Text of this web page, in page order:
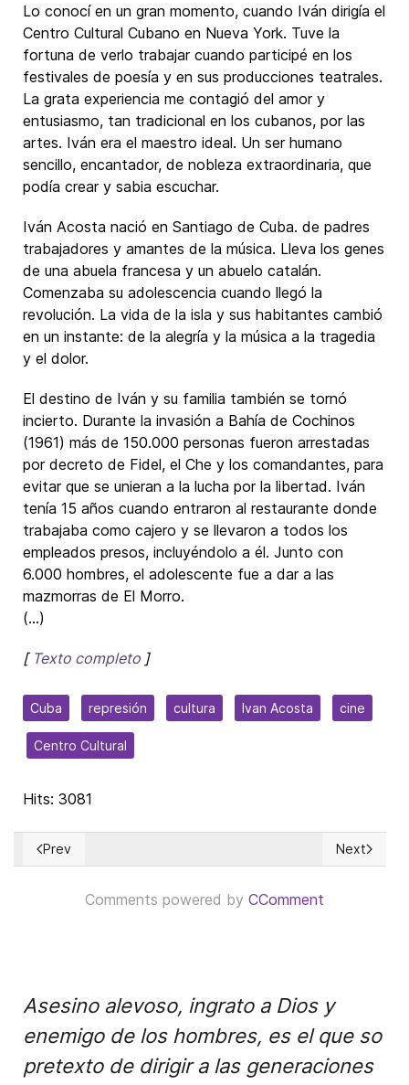
Lo conocí en un gran momento, cuando Iván dirigía el
Centro Cultural Cubano en Nueva York. Tuve la
fortuna de verlo trabajar cuando participé en los
festivales de poesía y en sus producciones teatrales.
La grata experiencia me contagió del amor y
entusiasmo, tan tradicional en los cubanos, por las
artes. Iván era el maestro ideal. Un ser humano
sencillo, encantador, de nobleza extraordinaria, que
podía crear y sabia escuchar.
Iván Acosta nació en Santiago de Cuba. de padres
trabajadores y amantes de la música. Lleva los genes
de una abuela francesa y un abuelo catalán.
Comenzaba su adolescencia cuando llegó la
revolución. La vida de la isla y sus habitantes cambió
en un instante: de la alegría y la música a la tragedia
y el dolor.
El destino de Iván y su familia también se tornó
incierto. Durante la invasión a Bahía de Cochinos
(1961) más de 150.000 personas fueron arrestadas
por decreto de Fidel, el Che y los comandantes, para
evitar que se unieran a la lucha por la libertad. Iván
tenía 15 años cuando entraron al restaurante donde
trabajaba como cajero y se llevaron a todos los
empleados presos, incluyéndolo a él. Junto con
6.000 hombres, el adolescente fue a dar a las
mazmorras de El Morro.
(...)
[ Texto completo ]
Cuba represión cultura Ivan Acosta cine
Centro Cultural
Hits: 3081
Previous article: Bogotá será la sede del Congreso
Prev Next
Next
Comments powered by CComment
Asesino alevoso, ingrato a Dios y
enemigo de los hombres, es el que so
pretexto de dirigir a las generaciones